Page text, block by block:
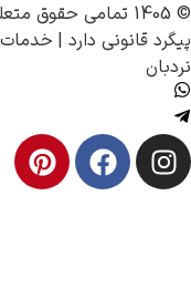
دارد |خدمات طراحی